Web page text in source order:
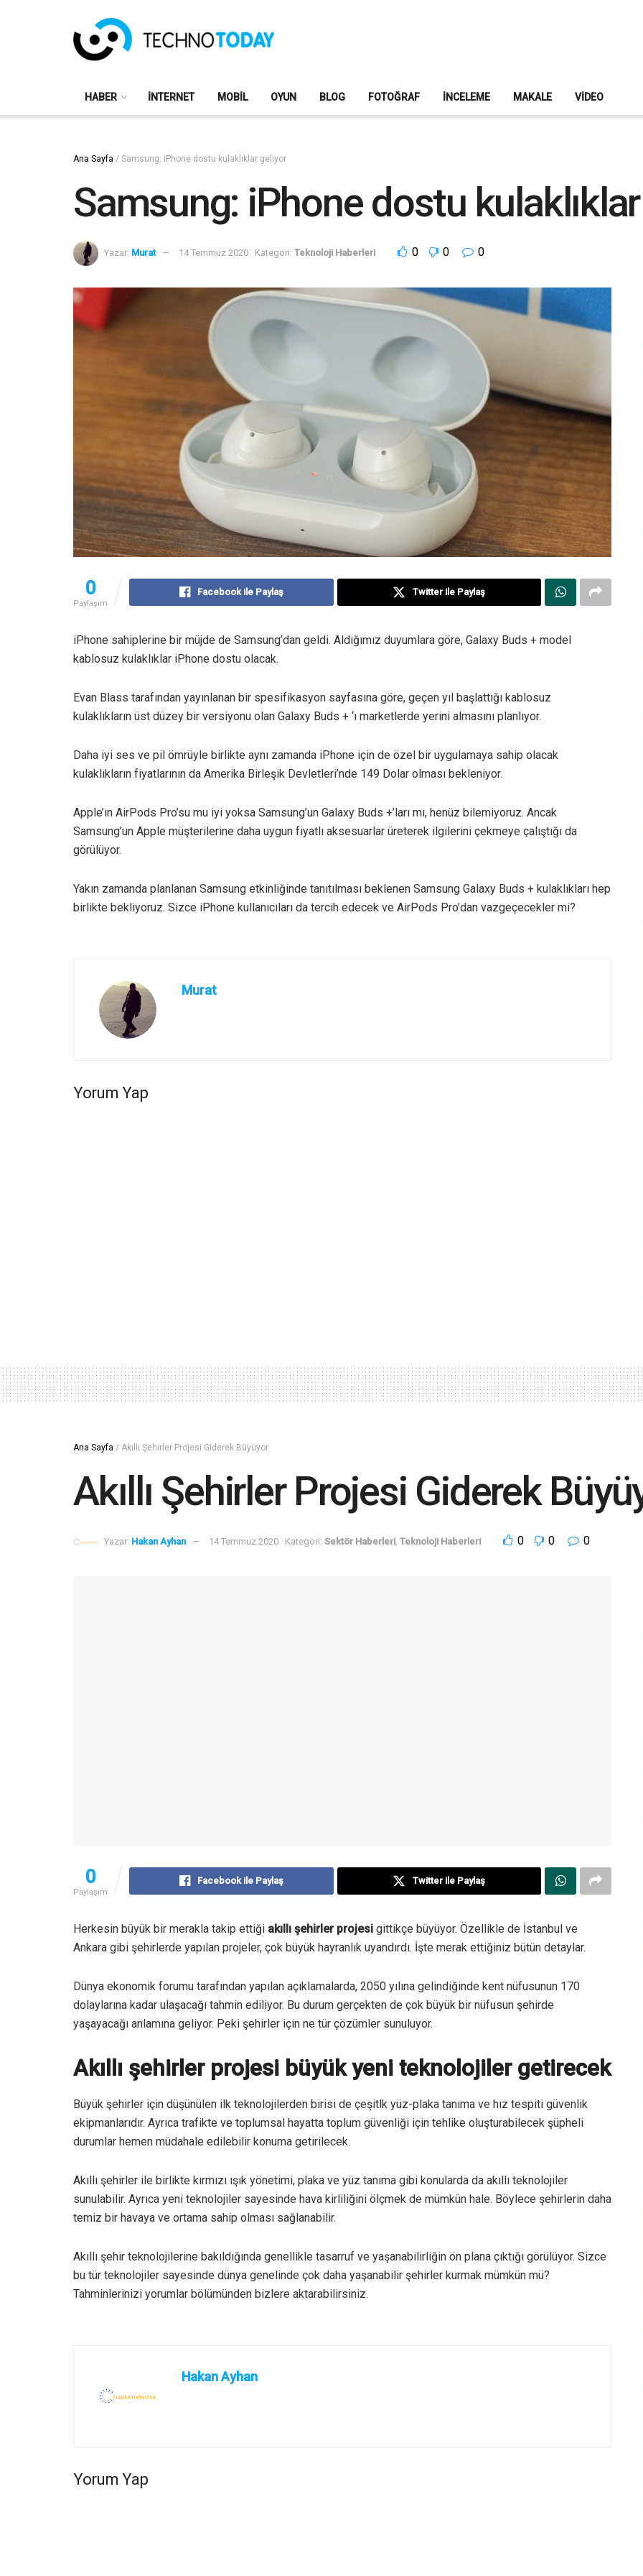
HABER İNTERNET MOBIL OYUN BLOG FOTOĞRAF İNCELEME MAKALE VIDEO
Ana Sayfa / Samsung: iPhone dostu kulaklıklar geliyor
Samsung: iPhone dostu
Yazar: Murat 14 Temmuz 2020 Kategori: Teknoloji Haberleri 0 0 0
0
Paylaşım
Facebook ile Paylaş Twitter ile Paylaş
iPhone sahiplerine bir müjde de Samsung’dan geldi. Aldığımız duyumlara göre, Galaxy Buds + model
kablosuz kulaklıklar iPhone dostu olacak.
Evan Blass tarafından yayınlanan bir spesifikasyon sayfasına göre, geçen yıl başlattığı kablosuz
kulaklıkların üst düzey bir versiyonu olan Galaxy Buds + ‘ı marketlerde yerini almasını planlıyor.
Daha iyi ses ve pil ömrüyle birlikte aynı zamanda iPhone için de özel bir uygulamaya sahip olacak
kulaklıkların fiyatlarının da Amerika Birleşik Devletleri’nde 149 Dolar olması bekleniyor.
Apple’ın AirPods Pro’su mu iyi yoksa Samsung’un Galaxy Buds +’ları mı, henüz bilemiyoruz. Ancak
Samsung’un Apple müşterilerine daha uygun fiyatlı aksesuarlar üreterek ilgilerini çekmeye çalıştığı da
görülüyor.
Yakın zamanda planlanan Samsung etkinliğinde tanıtılması beklenen Samsung Galaxy Buds + kulaklıkları hep
birlikte bekliyoruz. Sizce iPhone kullanıcıları da tercih edecek ve AirPods Pro’dan vazgeçecekler mi?
Murat
Yorum Yap
Ana Sayfa / Akıllı Şehirler Projesi Giderek Büyüyor
Akıllı Şehirler Projesi Giderek
Yazar: Hakan Ayhan 14 Temmuz 2020 Kategori: Sektör Haberleri, Teknoloji Haberleri 0 0 0
0
Paylaşım
Facebook ile Paylaş Twitter ile Paylaş
Herkesin büyük bir merakla takip ettiği akıllı şehirler projesi gittikçe büyüyor. Özellikle de İstanbul ve
Ankara gibi şehirlerde yapılan projeler, çok büyük hayranlık uyandırdı. İşte merak ettiğiniz bütün detaylar.
Dünya ekonomik forumu tarafından yapılan açıklamalarda, 2050 yılına gelindiğinde kent nüfusunun 170
dolaylarına kadar ulaşacağı tahmin ediliyor. Bu durum gerçekten de çok büyük bir nüfusun şehirde
yaşayacağı anlamına geliyor. Peki şehirler için ne tür çözümler sunuluyor.
Akıllı şehirler projesi büyük yeni teknolojiler getirecek
Büyük şehirler için düşünülen ilk teknolojilerden birisi de çeşitlk yüz-plaka tanıma ve hız tespiti güvenlik
ekipmanlarıdır. Ayrıca trafikte ve toplumsal hayatta toplum güvenliği için tehlike oluşturabilecek şüpheli
durumlar hemen müdahale edilebilir konuma getirilecek.
Akıllı şehirler ile birlikte kırmızı ışık yönetimi, plaka ve yüz tanıma gibi konularda da akıllı teknolojiler
sunulabilir. Ayrıca yeni teknolojiler sayesinde hava kirliliğini ölçmek de mümkün hale. Böylece şehirlerin daha
temiz bir havaya ve ortama sahip olması sağlanabilir.
Akıllı şehir teknolojilerine bakıldığında genellikle tasarruf ve yaşanabilirliğin ön plana çıktığı görülüyor. Sizce
bu tür teknolojiler sayesinde dünya genelinde çok daha yaşanabilir şehirler kurmak mümkün mü?
Tahminlerinizi yorumlar bölümünden bizlere aktarabilirsiniz.
Hakan Ayhan
Yorum Yap